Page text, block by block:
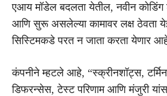
एआय मॉडेल बदलता येतील, नवीन
आणि सुरू असलेल्या कामावर लक्ष ठेवता
सिस्टिमकडे परत न जाता करता येणार
कंपनीने म्हटले आहे, “स्क्रीनशॉट्स,
डिफरन्सेस, टेस्ट परिणाम आणि मंजुरी